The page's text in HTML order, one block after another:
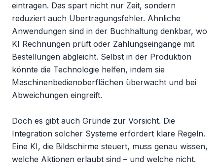
eintragen. Das spart nicht nur Zeit, sondern
reduziert auch Übertragungsfehler. Ähnliche
Anwendungen sind in der Buchhaltung denkbar, wo
KI Rechnungen prüft oder Zahlungseingänge mit
Bestellungen abgleicht. Selbst in der Produktion
könnte die Technologie helfen, indem sie
Maschinenbedienoberflächen überwacht und bei
Abweichungen eingreift.
Doch es gibt auch Gründe zur Vorsicht. Die
Integration solcher Systeme erfordert klare Regeln.
Eine KI, die Bildschirme steuert, muss genau wissen,
welche Aktionen erlaubt sind – und welche nicht.